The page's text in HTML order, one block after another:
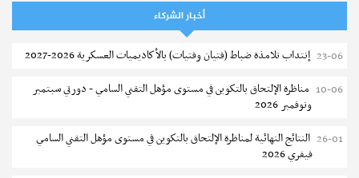
07-08 المناظرات الخصوصية للدخول لمؤسسات تكوين المهندسين 2026-2027
07-08 سحب الاستدعاءات الفردية للاختبار الكتابي لمناظرة إنتداب أساتذة التعليم
المعهد العالي للعلوم التطبيقية والتكنولوجيا بالقيروان : الترشح للماجستير
الترشح للماجستير بالمعهد العالي لمهن الموضة بالمنستير 2026-2027
أخبار الشركاء
23-06 إنتداب تلامذة ضباط (فتيان وفتيات) بالأكاديميات العسكرية 2026-2027
10-06 مناظرة الإلتحاق بالتكوين في مستوى مؤهل التقني السامي - دورتي سبتمبر
ونوفمبر 2026
26-01 النتائج النهائية لمناظرة الإلتحاق بالتكوين في مستوى مؤهل التقني السامي
فيفري 2026